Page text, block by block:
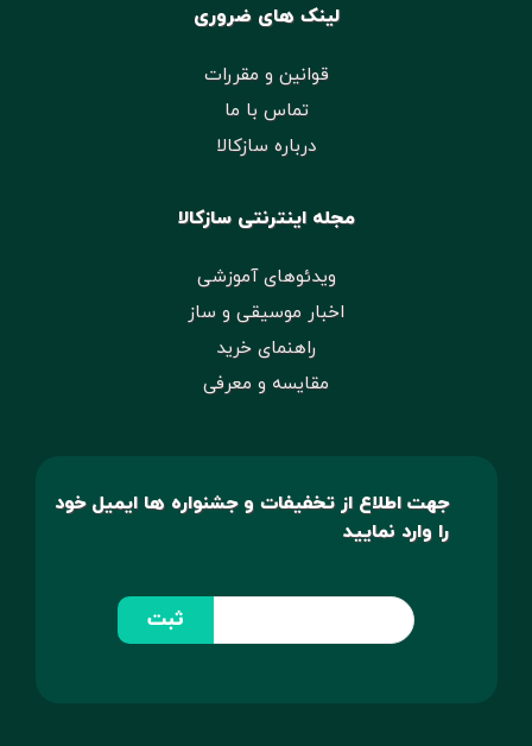
لینک های ضروری
قوانین و مقررات
تماس با ما
درباره سازکالا
مجله اینترنتی سازکالا
ویدئوهای آموزشی
اخبار موسیقی و ساز
راهنمای خرید
مقایسه و معرفی
جهت اطلاع از تخفیفات و جشنواره ها ایمیل خود
را وارد نمایید
ثبت